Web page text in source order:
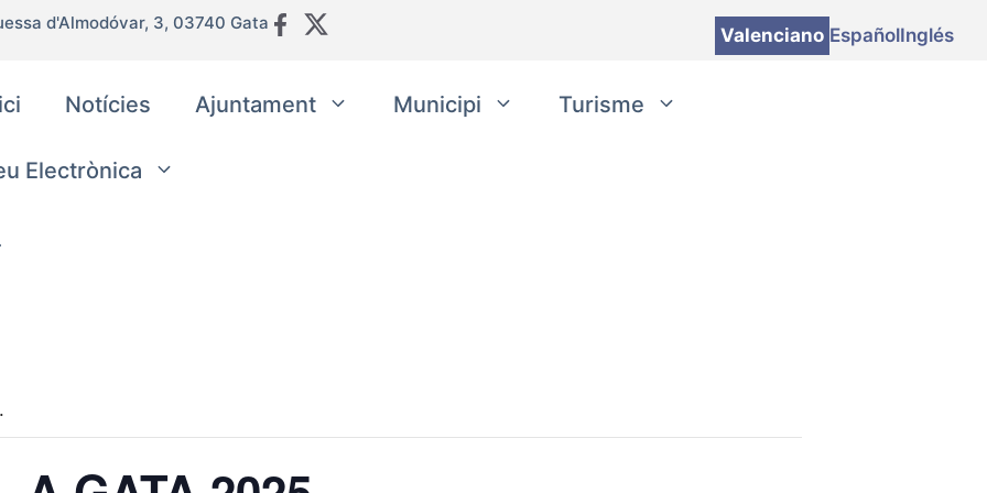
d'Almodóvar, 3, 03740 Gata
Valenciano EspañolInglés
Notícies Ajuntament Municipi Turisme
Electrònica